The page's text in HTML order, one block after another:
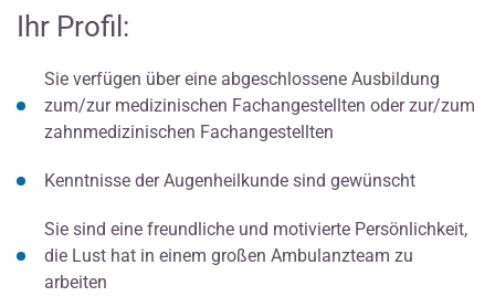
Ihr Profil:
Sie verfügen über eine abgeschlossene Ausbildung
zum/zur medizinischen Fachangestellten oder zur/zum
zahnmedizinischen Fachangestellten
Kenntnisse der Augenheilkunde sind gewünscht
Sie sind eine freundliche und motivierte Persönlichkeit,
die Lust hat in einem großen Ambulanzteam zu
arbeiten